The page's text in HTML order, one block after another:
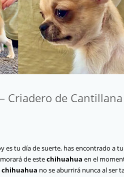
Criadero de Cantillana
es tu día de suerte, has encontrado a tu
de estechihuahua en el
chihuahua no se aburrirá nunca al ser